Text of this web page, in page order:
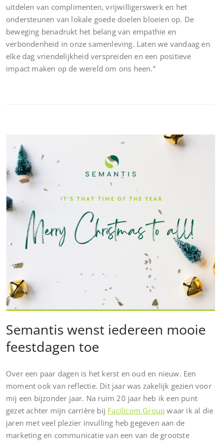
uitdelen van complimenten, vrijwilligerswerk en het
ondersteunen van lokale goede doelen bloeien op. De
beweging benadrukt het belang van empathie en
verbondenheid in onze samenleving. Laten we vandaag en
elke dag vriendelijkheid verspreiden en een positieve
impact maken op de wereld om ons heen.”
Semantis wenst iedereen mooie
feestdagen toe
Over een paar dagen is het kerst en oud en nieuw. Een
moment ook van reflectie. Dit jaar was zakelijk gezien voor
mij een bijzonder jaar. Na ruim 20 jaar heb ik een punt
gezet achter mijn carrière bij Facilicom Group waar ik al die
jaren met veel plezier invulling heb gegeven aan de
marketing en communicatie van een van de grootste